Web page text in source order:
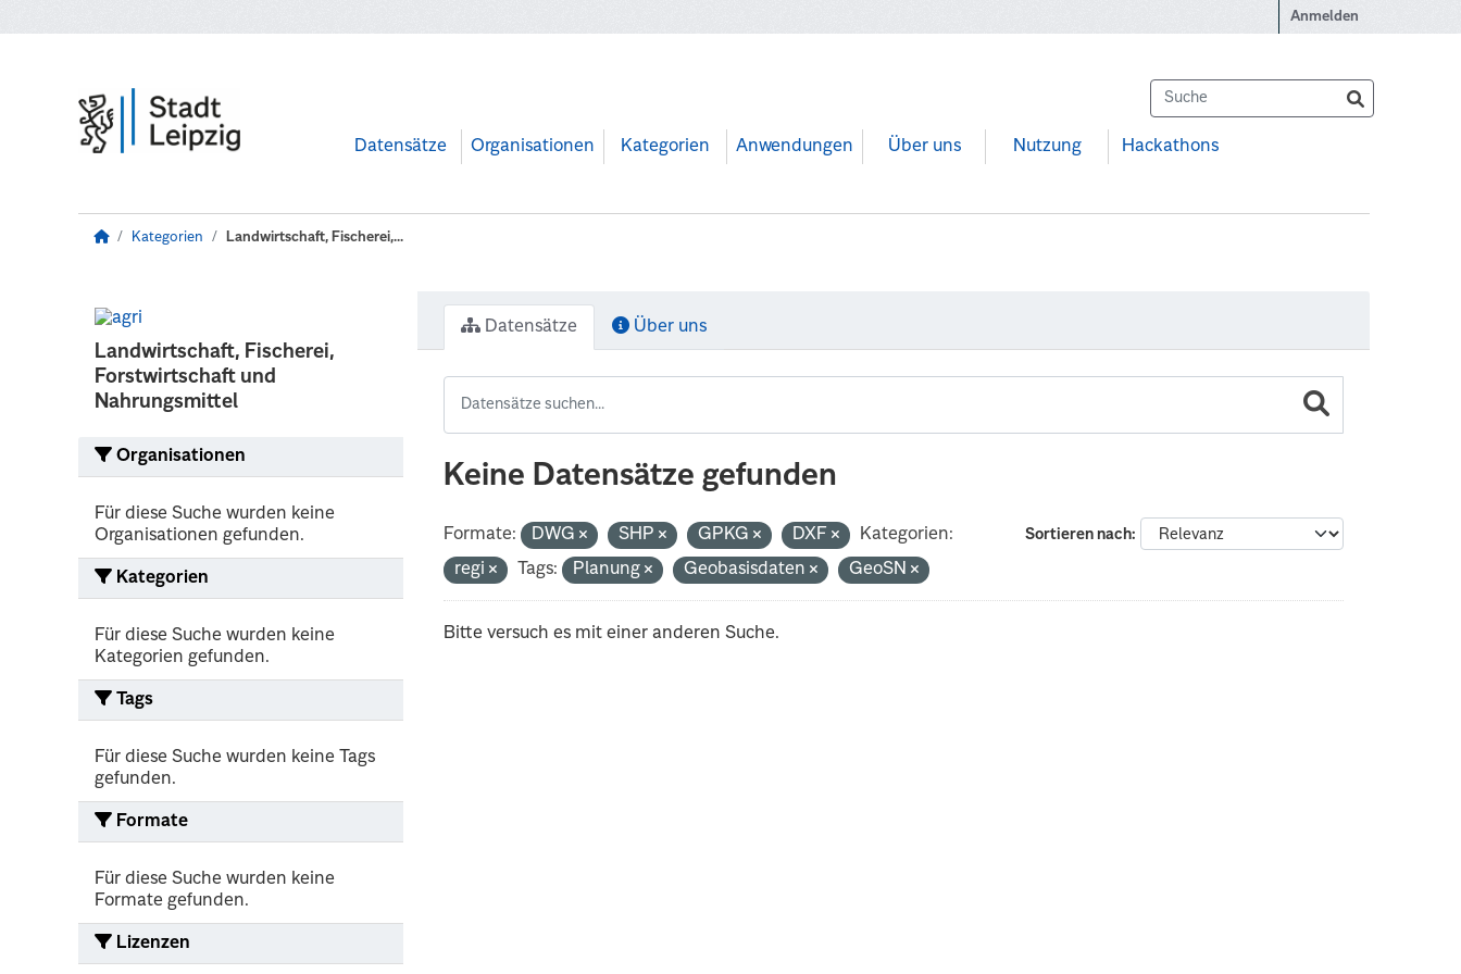
Anmelden
Datensätze Organisationen Kategorien Anwendungen Über uns Nutzung Hackathons
Kategorien Landwirtschaft, Fischerei,...
Landwirtschaft, Fischerei,
Forstwirtschaft und
Nahrungsmittel
Organisationen
Für diese Suche wurden keine
Organisationen gefunden.
Kategorien
Für diese Suche wurden keine
Kategorien gefunden.
Tags
Für diese Suche wurden keine Tags
gefunden.
Formate
Für diese Suche wurden keine
Formate gefunden.
Lizenzen
Datensätze Über uns
Keine Datensätze gefunden
Sortieren nach
Formate: DWG SHP GPKG DXF
Kategorien:
regi
Tags: Planung Geobasisdaten GeoSN
Bitte versuch es mit einer anderen Suche.